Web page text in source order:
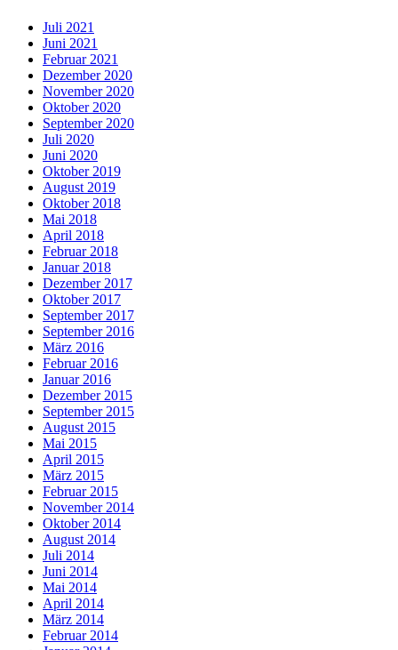
Juli 2021
Juni 2021
Februar 2021
Dezember 2020
November 2020
Oktober 2020
September 2020
Juli 2020
Juni 2020
Oktober 2019
August 2019
Oktober 2018
Mai 2018
April 2018
Februar 2018
Januar 2018
Dezember 2017
Oktober 2017
September 2017
September 2016
März 2016
Februar 2016
Januar 2016
Dezember 2015
September 2015
August 2015
Mai 2015
April 2015
März 2015
Februar 2015
November 2014
Oktober 2014
August 2014
Juli 2014
Juni 2014
Mai 2014
April 2014
März 2014
Februar 2014